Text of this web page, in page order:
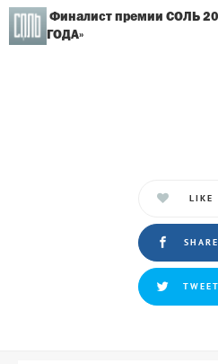
Финалист премии СОЛЬ
ГОДА»
LIKE
SHARE
TWEET